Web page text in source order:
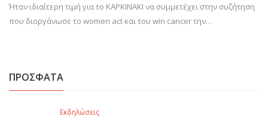
Ήταν ιδιαίτερη τιμή για το ΚΑΡΚΙΝΑΚΙ να συμμετέχει στην συζήτηση
που διοργάνωσε το women act και του win cancer την…
ΠΡΟΣΦΑΤΑ
Εκδηλώσεις